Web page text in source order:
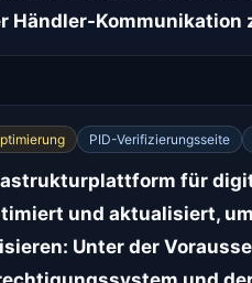
Händler-Kommunikation
PID-Verifizierungsseite
für
und aktualisiert,
Unter der